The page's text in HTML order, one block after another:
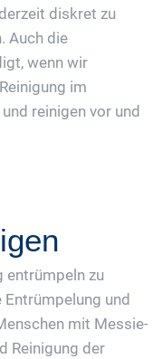
diskret zu
Auch die
wenn wir
im
reinigen vor und
entrümpeln zu
und
mit Messie-
Reinigung der